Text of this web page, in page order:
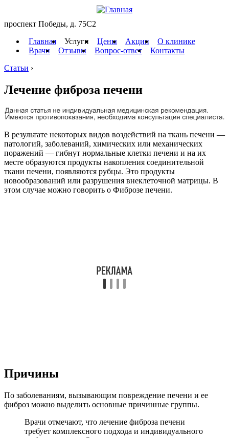
проспект Победы, д. 75C2
Главная
Услуги Цены Акции
О клинике
Врачи
Отзывы Вопрос-ответ
Контакты
Статьи ›
Лечение фиброза печени
В результате некоторых видов воздействий на ткань печени —
патологий, заболеваний, химических или механических
поражений — гибнут нормальные клетки печени и на их
месте образуются продукты накопления соединительной
ткани печени, появляются рубцы. Это продукты
новообразований или разрушения внеклеточной матрицы. В
этом случае можно говорить о Фиброзе печени.
Причины
По заболеваниям, вызывающим повреждение печени и ее
фиброз можно выделить основные причинные группы.
Врачи отмечают, что лечение фиброза печени
требует комплексного подхода и индивидуального